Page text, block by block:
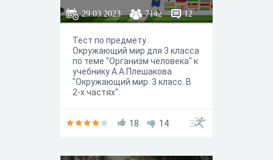
29.03.2023 7142 12
Тест по предмету
Окружающий мир для 3 класса
по теме "Организм человека" к
учебнику А.А.Плешакова
"Окружающий мир. 3 класс. В
2-х частях".
18 14